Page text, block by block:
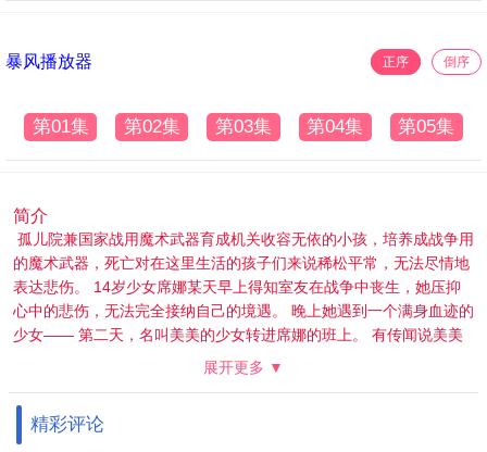
暴风播放器 正序 倒序
第01集 第02集 第03集 第04集 第05集
简介
孤儿院兼国家战用魔术武器育成机关收容无依的小孩，培养成战争用
的魔术武器，死亡对在这里生活的孩子们来说稀松平常，无法尽情地
表达悲伤。 14岁少女席娜某天早上得知室友在战争中丧生，她压抑
心中的悲伤，无法完全接纳自己的境遇。 晚上她遇到一个满身血迹的
少女—— 第二天，名叫美美的少女转进席娜的班上。 有传闻说美美
是学校的秘密武器，两人的邂逅，令席娜的心慢慢产生变化。
展开更多 ▼
精彩评论